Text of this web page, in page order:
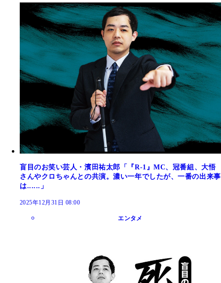
盲目のお笑い芸人・濱田祐太郎「『R-1』MC、冠番組、大悟
さんやクロちゃんとの共演。濃い一年でしたが、一番の出来事
は......」
2025年12月31日 08:00
エンタメ